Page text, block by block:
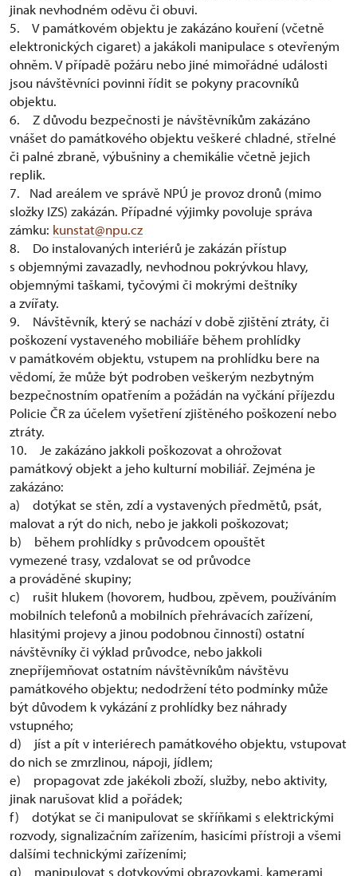
jinak nevhodném oděvu či obuvi.
5. V památkovém objektu je zakázáno kouření (včetně
elektronických cigaret) a jakákoli manipulace s otevřeným
ohněm. V případě požáru nebo jiné mimořádné události
jsou návštěvníci povinni řídit se pokyny pracovníků
objektu.
6. Z důvodu bezpečnosti je návštěvníkům zakázáno
vnášet do památkového objektu veškeré chladné, střelné
či palné zbraně, výbušniny a chemikálie včetně jejich
replik.
7. Nad areálem ve správě NPÚ je provoz dronů (mimo
složky IZS) zakázán. Případné výjimky povoluje správa
zámku: kunstat@npu.cz
8. Do instalovaných interiérů je zakázán přístup
s objemnými zavazadly, nevhodnou pokrývkou hlavy,
objemnými taškami, tyčovými či mokrými deštníky
a zvířaty.
9. Návštěvník, který se nachází v době zjištění ztráty, či
poškození vystaveného mobiliáře během prohlídky
v památkovém objektu, vstupem na prohlídku bere na
vědomí, že může být podroben veškerým nezbytným
bezpečnostním opatřením a požádán na vyčkání příjezdu
Policie ČR za účelem vyšetření zjištěného poškození nebo
ztráty.
10. Je zakázáno jakkoli poškozovat a ohrožovat
památkový objekt a jeho kulturní mobiliář. Zejména je
zakázáno:
a) dotýkat se stěn, zdí a vystavených předmětů, psát,
malovat a rýt do nich, nebo je jakkoli poškozovat;
b) během prohlídky s průvodcem opouštět
vymezené trasy, vzdalovat se od průvodce
a prováděné skupiny;
c) rušit hlukem (hovorem, hudbou, zpěvem, používáním
mobilních telefonů a mobilních přehrávacích zařízení,
hlasitými projevy a jinou podobnou činností) ostatní
návštěvníky či výklad průvodce, nebo jakkoli
znepříjemňovat ostatním návštěvníkům návštěvu
památkového objektu; nedodržení této podmínky může
být důvodem k vykázání z prohlídky bez náhrady
vstupného;
d) jíst a pít v interiérech památkového objektu, vstupovat
do nich se zmrzlinou, nápoji, jídlem;
e) propagovat zde jakékoli zboží, služby, nebo aktivity,
jinak narušovat klid a pořádek;
f) dotýkat se či manipulovat se skříňkami s elektrickými
rozvody, signalizačním zařízením, hasicími přístroji a všemi
dalšími technickými zařízeními;
g) manipulovat s dotykovými obrazovkami, kamerami